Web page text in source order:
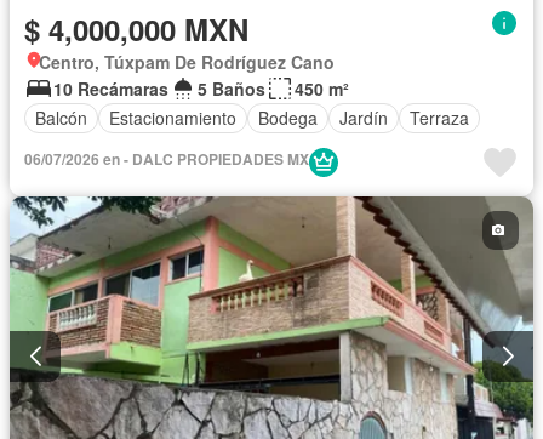
$ 4,000,000 MXN
Centro, Túxpam De Rodríguez Cano
10 Recámaras
5 Baños
450 m²
Balcón
Estacionamiento Bodega Jardín Terraza
06/07/2026 en - DALC PROPIEDADES MX